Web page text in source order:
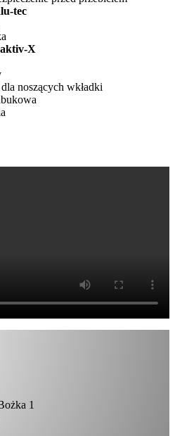
tec
aktiv-X
noszących wkładki
1